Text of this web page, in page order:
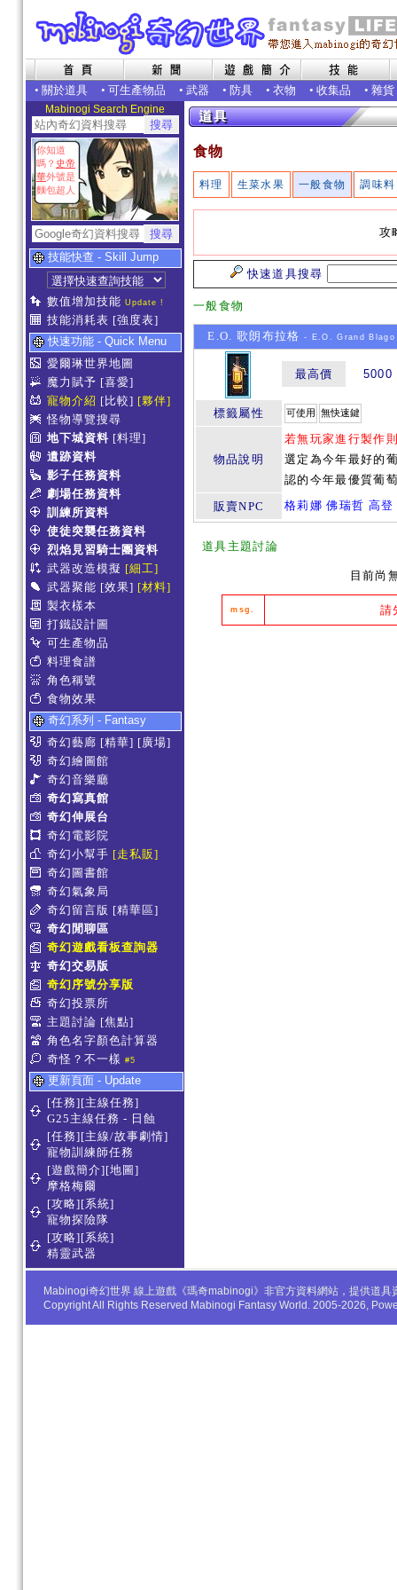
• 關於道具 • 可生產物品 • 武器 • 防具 • 衣物 • 收集品 • 雜貨
Mabinogi Search Engine
你知道
嗎？ 史帝
華外號是
麵包超人
技能快查 - Skill Jump
數值增加技能 Update !
技能消耗表 [強度表]
快速功能 - Quick Menu
愛爾琳世界地圖
魔力賦予 [喜愛]
寵物介紹 [比較] [夥伴]
怪物導覽搜尋
地下城資料 [料理]
遺跡資料
影子任務資料
劇場任務資料
訓練所資料
使徒突襲任務資料
烈焰見習騎士團資料
武器改造模擬 [細工]
武器聚能 [效果] [材料]
製衣樣本
打鐵設計圖
可生產物品
料理食譜
角色稱號
食物效果
奇幻系列 - Fantasy
奇幻藝廊 [精華] [廣場]
奇幻繪圖館
奇幻音樂廳
奇幻寫真館
奇幻伸展台
奇幻電影院
奇幻小幫手 [走私販]
奇幻圖書館
奇幻氣象局
奇幻留言版 [精華區]
奇幻閒聊區
奇幻遊戲看板查詢器
奇幻交易版
奇幻序號分享版
奇幻投票所
主題討論 [焦點]
角色名字顏色計算器
奇怪？不一樣 #5
更新頁面 - Update
[任務][主線任務]
G25主線任務 - 日蝕
[任務][主線/故事劇情]
寵物訓練師任務
[遊戲簡介][地圖]
摩格梅爾
[攻略][系統]
寵物探險隊
[攻略][系統]
精靈武器
食物
料理 生菜水果 一般食物 調味料
攻
快速道具搜尋
一般食物
E.O. 歌朗布拉格 - E.O. Grand Blago
最高價 5000
標籤屬性 可使用 無快速鍵
物品說明
若無玩家進行製作
選定為今年最好的
認的今年最優質葡
販賣NPC
格莉娜 佛瑞哲 高登
道具主題討論
目前尚
msg. 請
Mabinogi奇幻世界 線上遊戲《瑪奇mabinogi》非官方資料網站，提供道
Copyright All Rights Reserved Mabinogi Fantasy World. 2005-2026,